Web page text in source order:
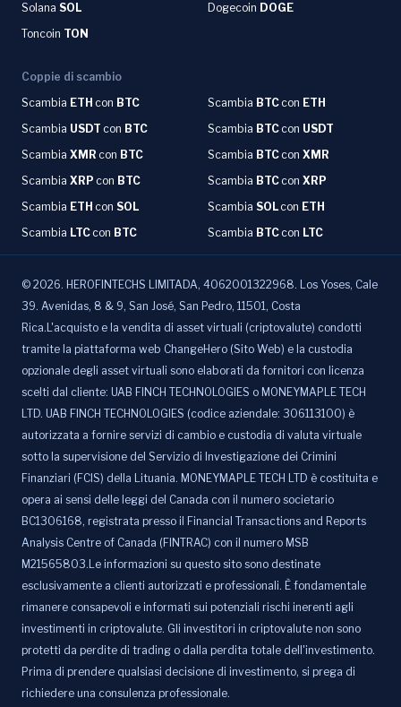
Solana SOL Dogecoin DOGE
Toncoin TON
Coppie di scambio
Scambia ETH con BTC Scambia BTC con ETH
Scambia USDT con BTC Scambia BTC con USDT
Scambia XMR con BTC Scambia BTC con XMR
Scambia XRP con BTC Scambia BTC con XRP
Scambia ETH con SOL Scambia SOL con ETH
Scambia LTC con BTC Scambia BTC con LTC
© 2026. HEROFINTECHS LIMITADA, 4062001322968. Los Yoses, Cale
39. Avenidas, 8 & 9, San José, San Pedro, 11501, Costa
Rica.L'acquisto e la vendita di asset virtuali (criptovalute) condotti
tramite la piattaforma web ChangeHero (Sito Web) e la custodia
opzionale degli asset virtuali sono elaborati da fornitori con licenza
scelti dal cliente: UAB FINCH TECHNOLOGIES o MONEYMAPLE TECH
LTD. UAB FINCH TECHNOLOGIES (codice aziendale: 306113100) è
autorizzata a fornire servizi di cambio e custodia di valuta virtuale
sotto la supervisione del Servizio di Investigazione dei Crimini
Finanziari (FCIS) della Lituania. MONEYMAPLE TECH LTD è costituita e
opera ai sensi delle leggi del Canada con il numero societario
BC1306168, registrata presso il Financial Transactions and Reports
Analysis Centre of Canada (FINTRAC) con il numero MSB
M21565803.Le informazioni su questo sito sono destinate
esclusivamente a clienti autorizzati e professionali. È fondamentale
rimanere consapevoli e informati sui potenziali rischi inerenti agli
investimenti in criptovalute. Gli investitori in criptovalute non sono
protetti da perdite di trading o dalla perdita totale dell'investimento.
Prima di prendere qualsiasi decisione di investimento, si prega di
richiedere una consulenza professionale.